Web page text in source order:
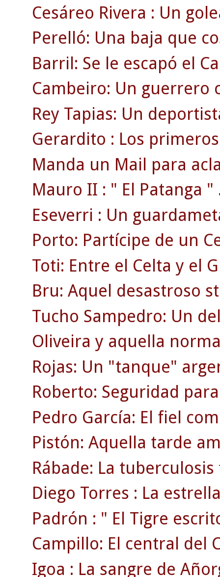
Cesáreo Rivera : Un
Perelló: Una baja que
Barril: Se le escapó el
Cambeiro: Un guerrero
Rey Tapias: Un
Gerardito : Los
Manda un Mail para
Mauro II : " El Patanga "
Eseverri : Un
Porto: Partícipe de un
Toti: Entre el Celta y el
Bru: Aquel desastroso
Tucho Sampedro: Un
Oliveira y aquella
Rojas: Un "tanque"
Roberto: Seguridad
Pedro García: El fiel
Pistón: Aquella tarde
Rábade: La
Diego Torres : La
Padrón : " El Tigre
Campillo: El central del
Igoa : La sangre de